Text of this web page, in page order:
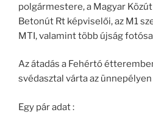
polgármestere, a Magyar
Betonút Rt képviselői, az M1
MTI, valamint több újság
Az átadás a Fehértó
svédasztal várta az
Egy pár adat :